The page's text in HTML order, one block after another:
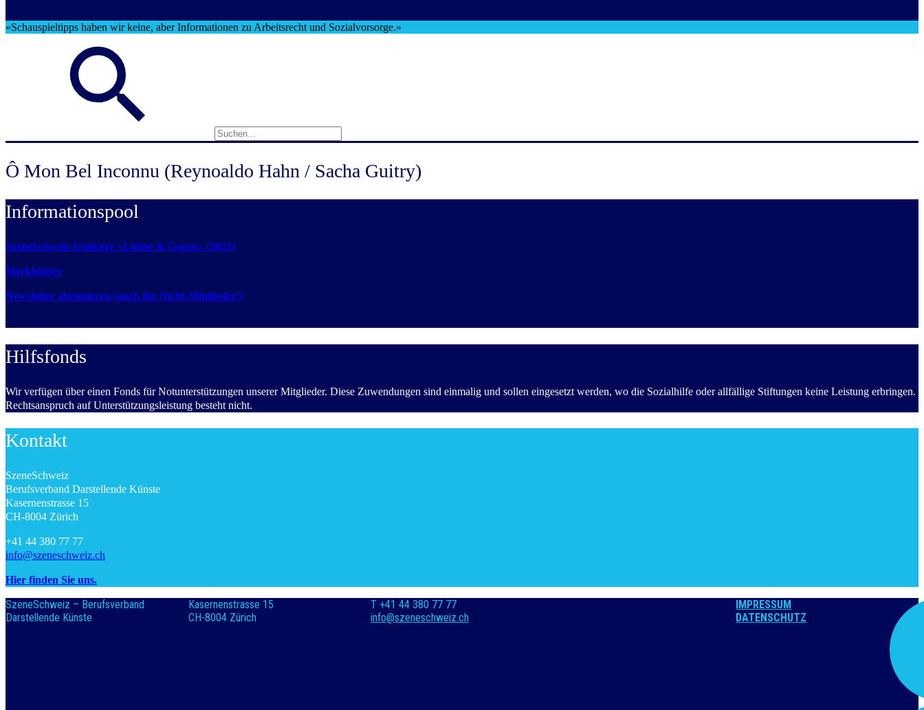
«Schauspieltipps haben wir keine, aber Informationen zu Arbeitsrecht und Sozialvorsorge.»
Ô Mon Bel Inconnu (Reynoaldo Hahn / Sacha Guitry)
Informationspool
SzeneSchweiz-Umfrage «Löhne & Gagen» (2023)
Merkblätter
Newsletter abonnieren (auch für Nicht-Mitglieder!)
Hilfsfonds
Wir verfügen über einen Fonds für Notunterstützungen unserer Mitglieder. Diese Zuwendungen sind einmalig und sollen eingesetzt werden, wo die Sozialhilfe oder allfällige Stiftungen keine Leistung erbringen.
Rechtsanspruch auf Unterstützungsleistung besteht nicht.
Kontakt
SzeneSchweiz
Berufsverband Darstellende Künste
Kasernenstrasse 15
CH-8004 Zürich
+41 44 380 77 77
info@szeneschweiz.ch
Hier finden Sie uns.
SzeneSchweiz – Berufsverband
Darstellende Künste
Kasernenstrasse 15
CH-8004 Zürich
T +41 44 380 77 77
info@szeneschweiz.ch
IMPRESSUM
DATENSCHUTZ